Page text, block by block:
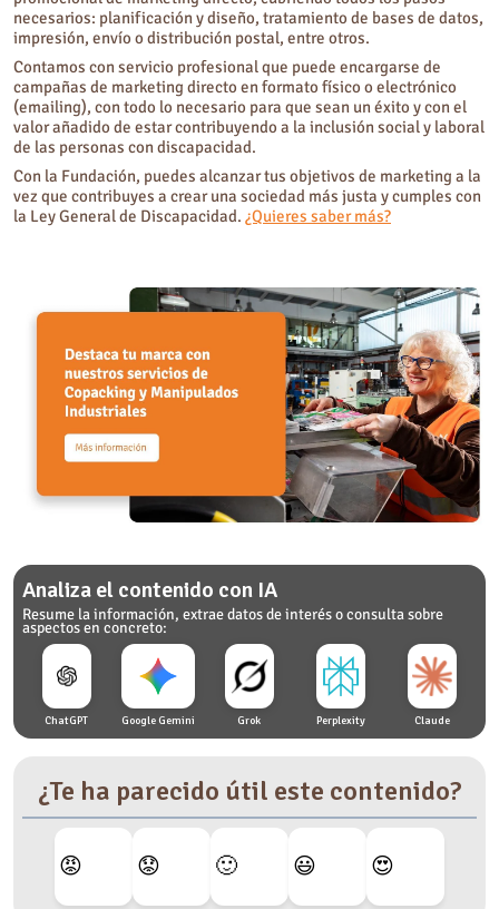
necesarios: planificación y diseño, tratamiento de bases de datos,
impresión, envío o distribución postal, entre otros.
Contamos con servicio profesional que puede encargarse de
campañas de marketing directo en formato físico o electrónico
(emailing), con todo lo necesario para que sean un éxito y con el
valor añadido de estar contribuyendo a la inclusión social y laboral
de las personas con discapacidad.
Con la Fundación, puedes alcanzar tus objetivos de marketing a la
vez que contribuyes a crear una sociedad más justa y cumples con
la Ley General de Discapacidad. ¿Quieres saber más?
Analiza el contenido con IA
Resume la información, extrae datos de interés o consulta sobre
aspectos en concreto:
ChatGPT Google Gemini Grok Perplexity Claude
¿Te ha parecido útil este contenido?
😡 😟 🙂 😃 😍